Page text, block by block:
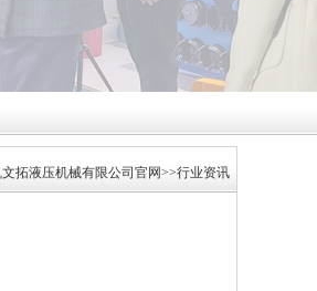
拓液压机械有限公司官网>>行业资讯